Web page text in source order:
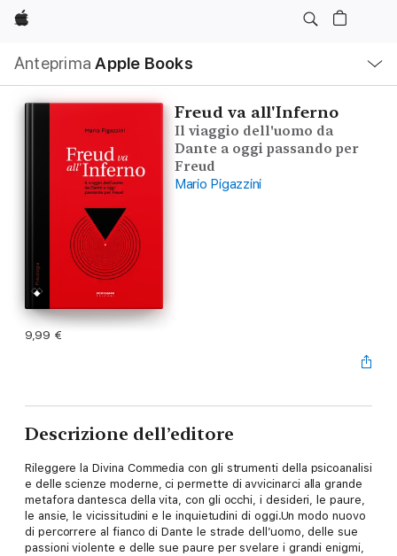
Apple
Anteprima Apple Books
locale
Apri
Menu
Freud va all'Inferno
Il viaggio dell'uomo da
Dante a oggi passando per
Freud
Mario Pigazzini
9,99 €
Descrizione dell’editore
Rileggere la Divina Commedia con gli strumenti della psicoanalisi
e delle scienze moderne, ci permette di avvicinarci alla grande
metafora dantesca della vita, con gli occhi, i desideri, le paure,
le ansie, le vicissitudini e le inquietudini di oggi.Un modo nuovo
di percorrere al fianco di Dante le strade dell’uomo, delle sue
passioni violente e delle sue paure per svelare i grandi enigmi,